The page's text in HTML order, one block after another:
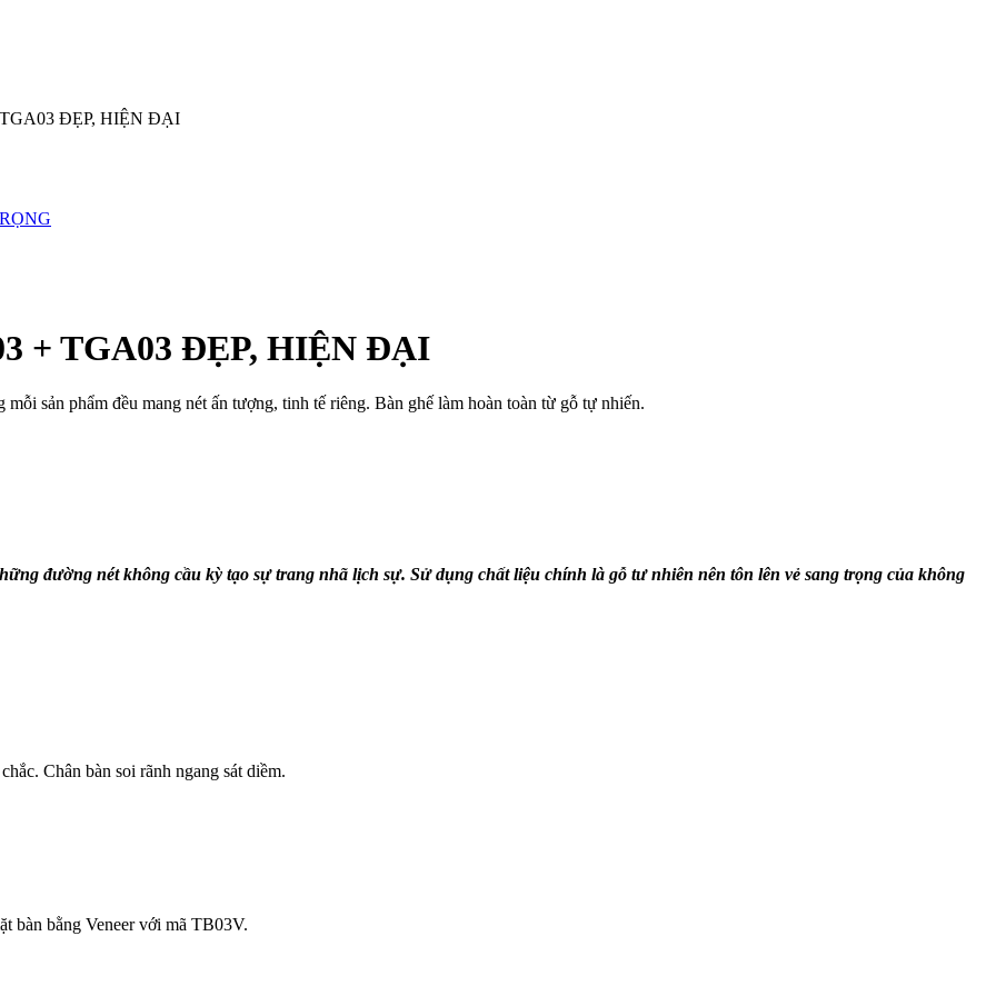
ĐẸP, HIỆN ĐẠI
+ TGA03 ĐẸP, HIỆN ĐẠI
sản phẩm đều mang nét ấn tượng, tinh tế riêng. Bàn ghế làm hoàn toàn từ gỗ tự nhiến.
đường nét không cầu kỳ tạo sự trang nhã lịch sự. Sử dụng chất liệu chính là gỗ tư nhiên nên tôn lên vẻ sang trọng của không
Chân bàn soi rãnh ngang sát diềm.
bàn bằng Veneer với mã TB03V.